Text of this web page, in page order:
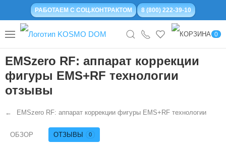
РАБОТАЕМ С СОЦ.КОНТРАКТОМ 8 (800) 222-39-10
0
EMSzero RF: аппарат коррекции
фигуры EMS+RF технологии
отзывы
EMSzero RF: аппарат коррекции фигуры EMS+RF технологии
ОБЗОР ОТЗЫВЫ 0